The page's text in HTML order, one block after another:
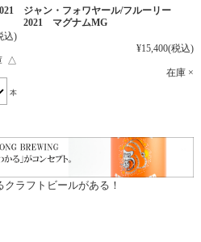
込)
△
本
ジャン・フォワヤール/フルーリー
2021 マグナムMG
¥15,400(税込)
在庫 ×
ラフトビールがある！